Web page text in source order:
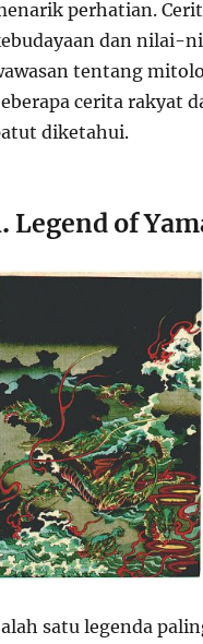
perhatian.
dan nilai-
tentang
cerita rakyat
diketahui.
Legend of
satu legenda